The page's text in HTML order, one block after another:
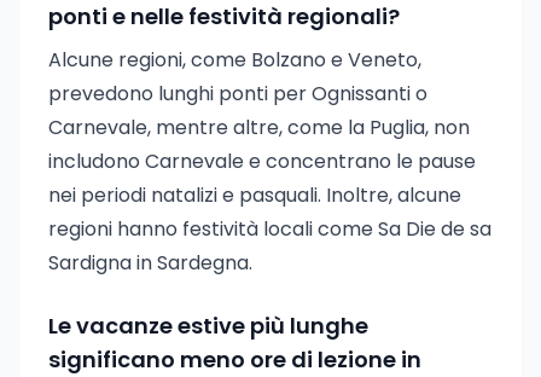
ponti e nelle festività regionali?
Alcune regioni, come Bolzano e Veneto,
prevedono lunghi ponti per Ognissanti o
Carnevale, mentre altre, come la Puglia, non
includono Carnevale e concentrano le pause
nei periodi natalizi e pasquali. Inoltre, alcune
regioni hanno festività locali come Sa Die de sa
Sardigna in Sardegna.
Le vacanze estive più lunghe
significano meno ore di lezione in